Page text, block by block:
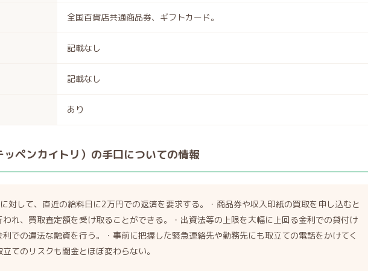
全国百貨店共通商品券、ギフトカード。
記載なし
記載なし
あり
ッペンカイトリ）の手口についての情報
対して、直近の給料日に2万円での返済を要求する。・商品券や収入印紙の買取を申し込むと
われ、買取査定額を受け取ることができる。・出資法等の上限を大幅に上回る金利での貸付け
利での違法な融資を行う。・事前に把握した緊急連絡先や勤務先にも取立ての電話をかけてく
てのリスクも闇金とほぼ変わらない。